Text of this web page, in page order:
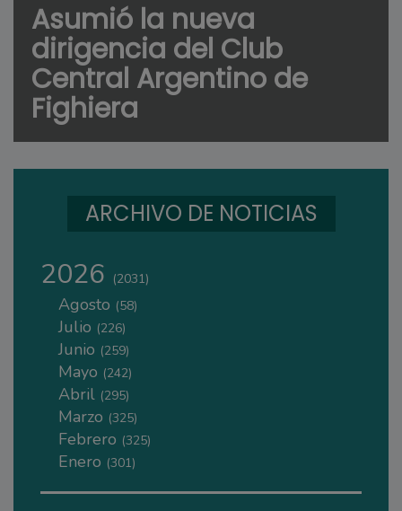
Asumió la nueva
dirigencia del Club
Central Argentino de
Fighiera
ARCHIVO DE NOTICIAS
2026 (2031)
Agosto (58)
Julio (226)
Junio (259)
Mayo (242)
Abril (295)
Marzo (325)
Febrero (325)
Enero (301)